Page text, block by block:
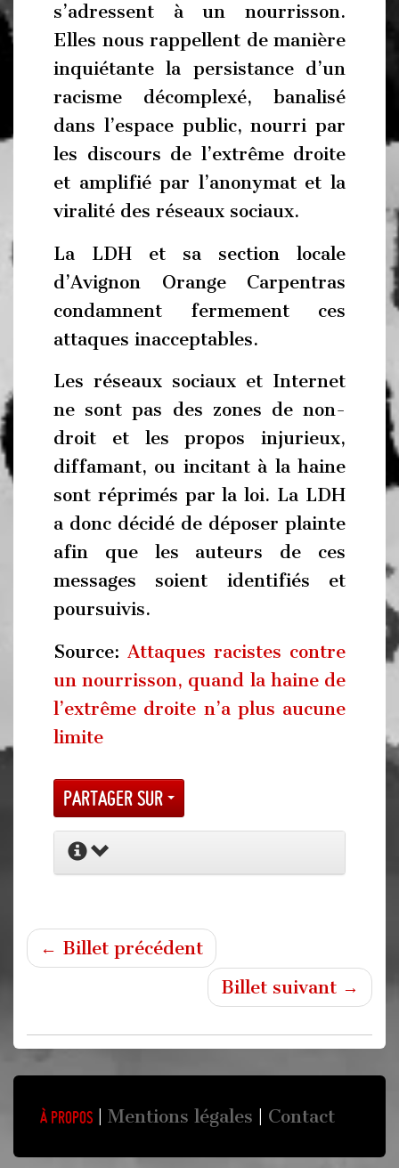
s’adressent à un nourrisson.
Elles nous rappellent de manière
inquiétante la persistance d’un
racisme décomplexé, banalisé
dans l’espace public, nourri par
les discours de l’extrême droite
et amplifié par l’anonymat et la
viralité des réseaux sociaux.
La LDH et sa section locale
d’Avignon Orange Carpentras
condamnent fermement ces
attaques inacceptables.
Les réseaux sociaux et Internet
ne sont pas des zones de non-
droit et les propos injurieux,
diffamant, ou incitant à la haine
sont réprimés par la loi. La LDH
a donc décidé de déposer plainte
afin que les auteurs de ces
messages soient identifiés et
poursuivis.
Source: Attaques racistes contre
un nourrisson, quand la haine de
l’extrême droite n’a plus aucune
limite
Partager sur
← Billet précédent
Billet suivant →
À propos Mentions légales Contact